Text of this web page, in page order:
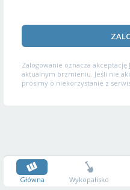
Zalogowanie oznacza akceptację
aktualnym brzmieniu. Jeśli nie
prosimy o niekorzystanie z
Główna Wykopalisko